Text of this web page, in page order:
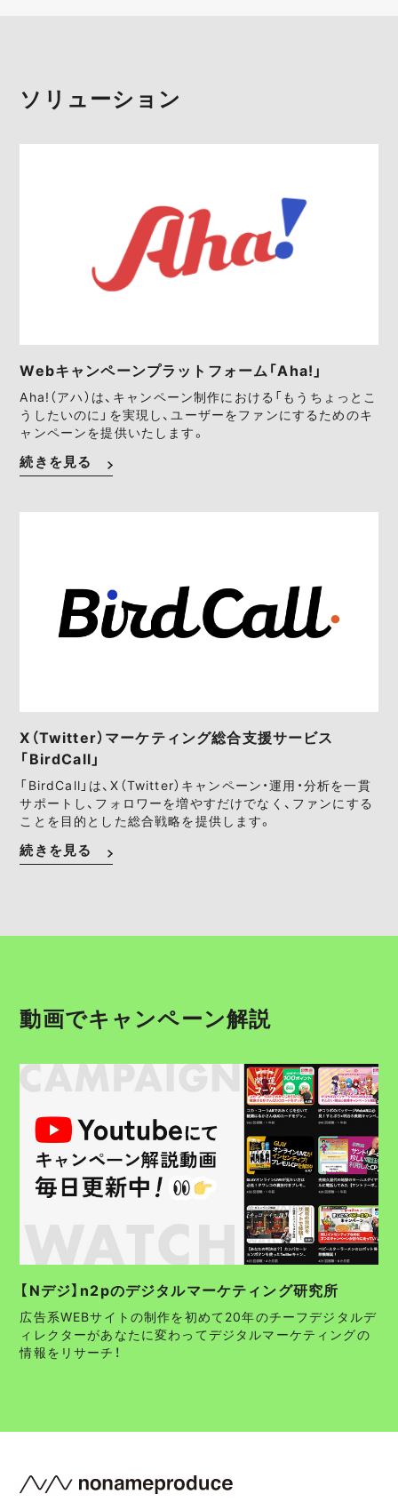
ソリューション
Webキャンペーンプラットフォーム「Aha!」
Aha!（アハ）は、キャンペーン制作における「もうちょっとこ
うしたいのに」を実現し、ユーザーをファンにするためのキ
ャンペーンを提供いたします。
続きを見る
X（Twitter）マーケティング総合支援サービス
「BirdCall」
「BirdCall」は、X（Twitter）キャンペーン・運用・分析を一貫
サポートし、フォロワーを増やすだけでなく、ファンにする
ことを目的とした総合戦略を提供します。
続きを見る
動画でキャンペーン解説
【Nデジ】n2pのデジタルマーケティング研究所
広告系WEBサイトの制作を初めて20年のチーフデジタルデ
ィレクターがあなたに変わってデジタルマーケティングの
情報をリサーチ！